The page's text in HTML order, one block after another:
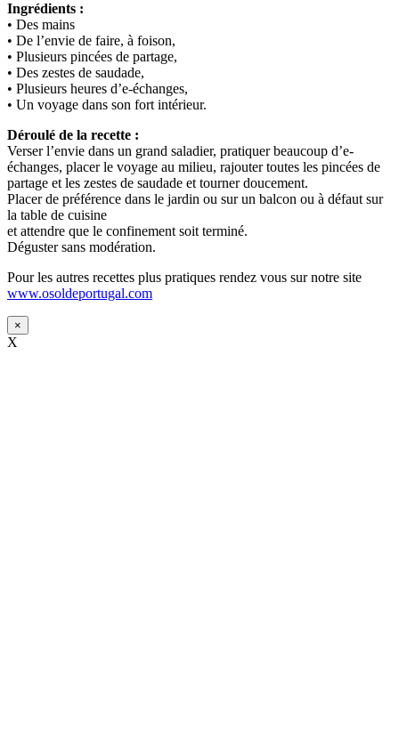
Ingrédients :
• Des mains
• De l’envie de faire, à foison,
• Plusieurs pincées de partage,
• Des zestes de saudade,
• Plusieurs heures d’e-échanges,
• Un voyage dans son fort intérieur.
Déroulé de la recette :
Verser l’envie dans un grand saladier, pratiquer beaucoup d’e-
échanges, placer le voyage au milieu, rajouter toutes les pincées de
partage et les zestes de saudade et tourner doucement.
Placer de préférence dans le jardin ou sur un balcon ou à défaut sur
la table de cuisine
et attendre que le confinement soit terminé.
Déguster sans modération.
Pour les autres recettes plus pratiques rendez vous sur notre site
www.osoldeportugal.com
×
X